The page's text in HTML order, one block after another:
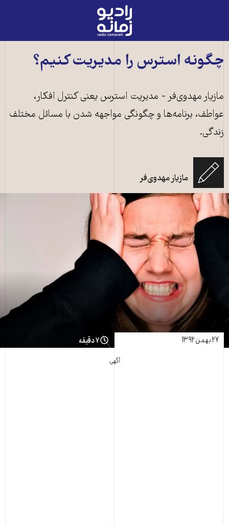
رادیو
زمانه
صفحه
چگونه استرس را مدیریت کنیم؟
مازیار مهدوی‌فر - مدیریت استرس یعنی کنترل افکار،
عواطف، برنامه‌ها و چگونگی مواجهه شدن با مسائل مختلف
زندگی.
مازیار مهدوی‌فر
۲۷ بهمن ۱۳۹۲ ۷ دقیقه
آگهی